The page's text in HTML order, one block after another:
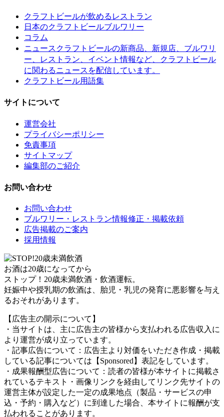
クラフトビールが飲めるレストラン
日本のクラフトビールブルワリー
コラム
ニュース クラフトビールの新商品、新規店、ブルワリ
ー、レストラン、イベント情報など、クラフトビール
に関わるニュースを配信しています。
クラフトビール用語集
サイトについて
運営会社
プライバシーポリシー
免責事項
サイトマップ
編集部のご紹介
お問い合わせ
お問い合わせ
ブルワリー・レストラン情報修正・掲載依頼
広告掲載のご案内
採用情報
お酒は20歳になってから
ストップ！20歳未満飲酒・飲酒運転。
妊娠中や授乳期の飲酒は、胎児・乳児の発育に悪影響を与え
るおそれがあります。
【広告主の開示について】
・当サイトは、主に広告主の皆様から支払われる広告収入に
より運営が成り立っています。
・記事広告について：広告主より対価をいただき作成・掲載
している記事については【Sponsored】表記をしています。
・成果報酬型広告について：読者の皆様が本サイトに掲載さ
れているテキスト・画像リンクを経由してリンク先サイトの
運営主体が設定した一定の成果地点（製品・サービスの申
込・予約・購入など）に到達した場合、本サイトに報酬が支
払われることがあります。